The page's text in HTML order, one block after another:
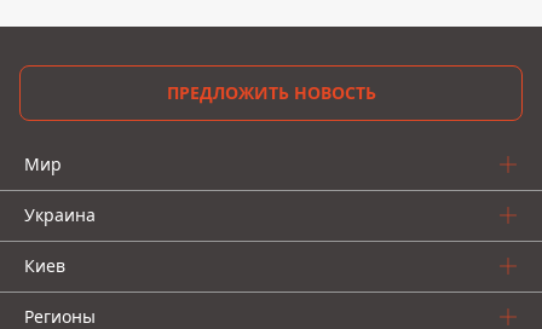
ПРЕДЛОЖИТЬ НОВОСТЬ
Мир
Украина
Киев
Регионы